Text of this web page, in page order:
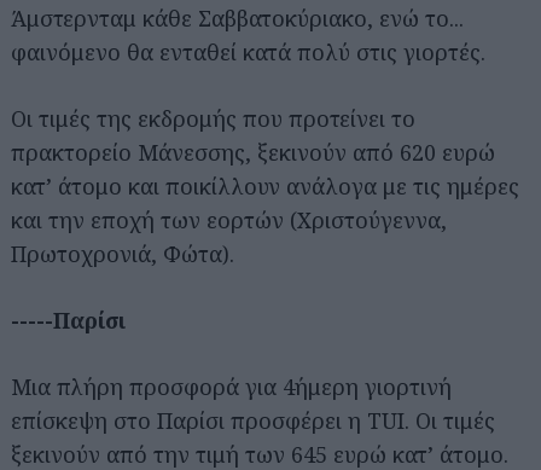
Άμστερνταμ κάθε Σαββατοκύριακο, ενώ τo...
φαινόμενο θα ενταθεί κατά πολύ στις γιορτές.
Οι τιμές της εκδρομής που προτείνει το
πρακτορείο Μάνεσσης, ξεκινούν από 620 ευρώ
κατ’ άτομο και ποικίλλουν ανάλογα με τις ημέρες
και την εποχή των εορτών (Χριστούγεννα,
Πρωτοχρονιά, Φώτα).
-----Παρίσι
Μια πλήρη προσφορά για 4ήμερη γιορτινή
επίσκεψη στο Παρίσι προσφέρει η TUI. Οι τιμές
ξεκινούν από την τιμή των 645 ευρώ κατ’ άτομο.